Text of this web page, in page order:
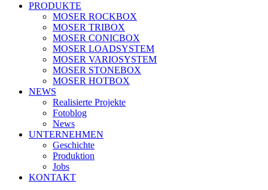
PRODUKTE
MOSER ROCKBOX
MOSER TRIBOX
MOSER CONICBOX
MOSER LOADSYSTEM
MOSER VARIOSYSTEM
MOSER STONEBOX
MOSER HOTBOX
NEWS
Realisierte Projekte
Fotoblog
News
UNTERNEHMEN
Geschichte
Produktion
Jobs
KONTAKT